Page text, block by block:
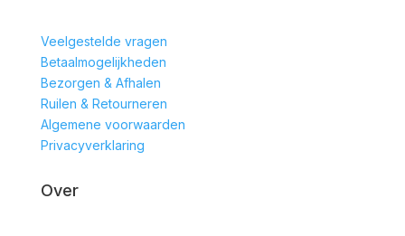
Veelgestelde vragen
Betaalmogelijkheden
Bezorgen & Afhalen
Ruilen & Retourneren
Algemene voorwaarden
Privacyverklaring
Over